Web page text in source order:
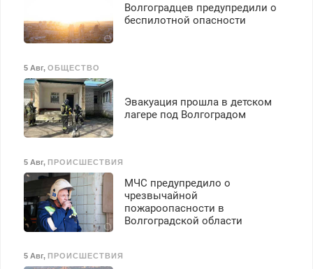
Волгоградцев предупредили о
беспилотной опасности
5 Авг, ОБЩЕСТВО
Эвакуация прошла в детском
лагере под Волгоградом
5 Авг, ПРОИСШЕСТВИЯ
МЧС предупредило о
чрезвычайной
пожароопасности в
Волгоградской области
5 Авг, ПРОИСШЕСТВИЯ